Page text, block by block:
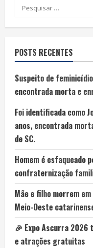
POSTS RECENTES
Suspeito de
encontrada morta e
Foi identificada como
anos, encontrada
de SC.
Homem é esfaqueado
confraternização
Mãe e filho morrem
Meio-Oeste
🎉 Expo Ascurra 2026
e atrações gratuitas